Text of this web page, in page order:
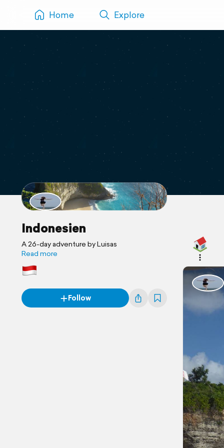
Home Explore
Indonesien
A 26-day adventure by Luisas
Read more
Follow